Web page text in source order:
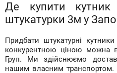
Де купити
штукатурки 3м у
Придбати штукатурні
конкурентною ціною можна в
Груп. Ми здійснюємо
нашим власним